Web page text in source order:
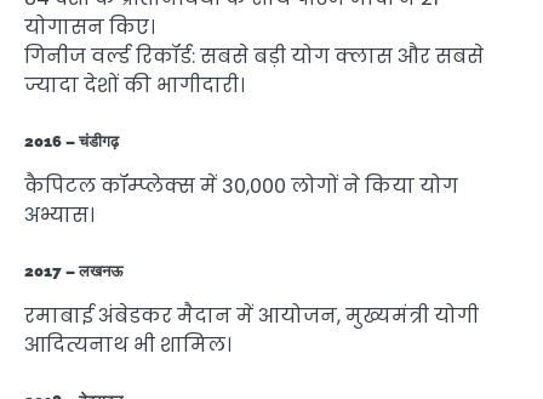
योगासन किए।
गिनीज वर्ल्ड रिकॉर्ड: सबसे बड़ी योग क्लास और सबसे
ज्यादा देशों की भागीदारी।
2016 – चंडीगढ़
कैपिटल कॉम्प्लेक्स में 30,000 लोगों ने किया योग
अभ्यास।
2017 – लखनऊ
रमाबाई अंबेडकर मैदान में आयोजन, मुख्यमंत्री योगी
आदित्यनाथ भी शामिल।